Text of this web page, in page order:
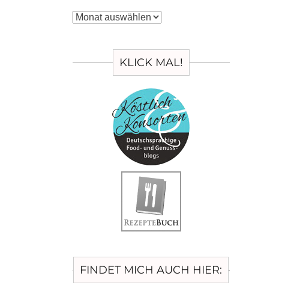
Archiv
KLICK MAL!
FINDET MICH AUCH HIER: